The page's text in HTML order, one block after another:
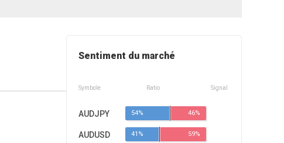
Sentiment du marché
Symbole Ratio Signal
AUDJPY 54% 46%
AUDUSD 41% 59%